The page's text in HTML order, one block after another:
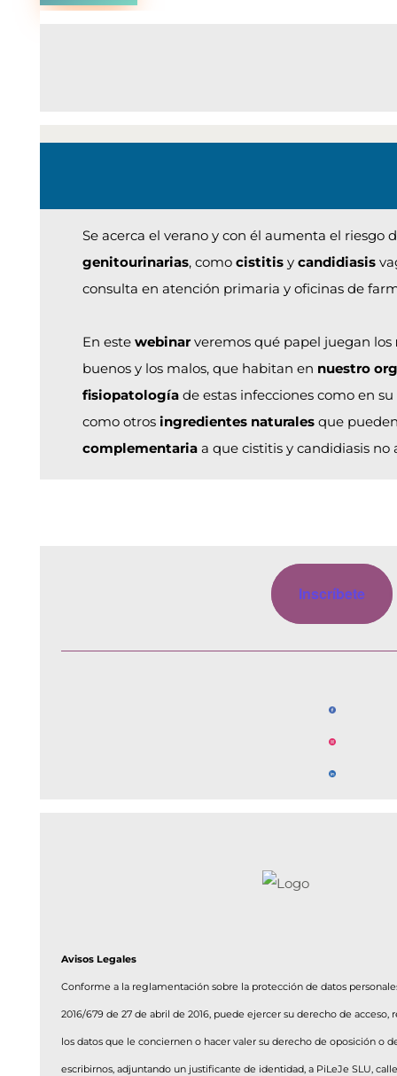
Se acerca el verano y con él aumenta el riesgo
genitourinarias, como cistitis ycandidiasis
consulta en atención primaria y oficinas de
En este webinar veremos qué papel juegan los
buenos y los malos, que habitan en nuestro
fisiopatología de estas infecciones como en su
como otros ingredientes naturalesque
complementaria a que cistitis y candidiasis
Inscríbete
Avisos Legales
Conforme a la reglamentación sobre la protección de datos
2016/679 de 27 de abril de 2016, puede ejercer su derecho de
los datos que le conciernen o hacer valer su derecho de oposición o
escribirnos, adjuntando un justificante de identidad, a PiLeJe SLU, calle